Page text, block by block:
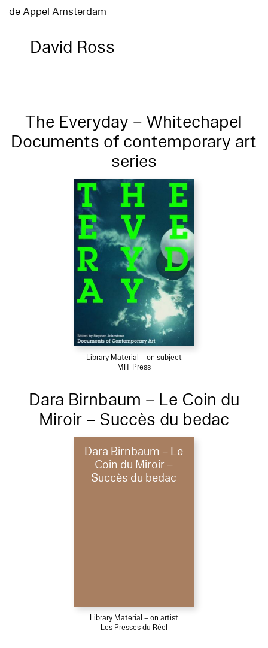
de Appel Amsterdam
David Ross
The Everyday – Whitechapel
Documents of contemporary art
series
Library Material – on subject
MIT Press
Dara Birnbaum – Le Coin du
Miroir – Succès du bedac
Dara Birnbaum – Le
Coin du Miroir –
Succès du bedac
Library Material – on artist
Les Presses du Réel